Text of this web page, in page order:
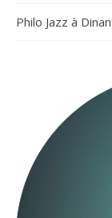
Philo Jazz à